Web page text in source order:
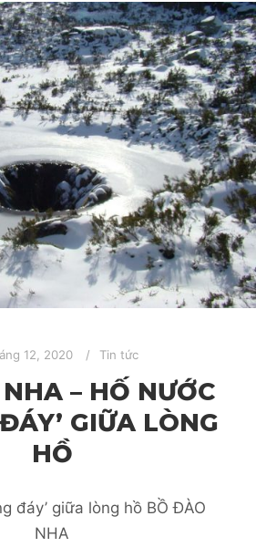
12, 2020 Tin tức
– HỐ NƯỚC
GIỮA LÒNG
HỒ
đáy’ giữa lòng hồ BỒ ĐÀO
NHA